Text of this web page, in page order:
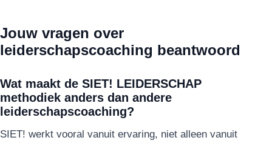
Jouw vragen over
leiderschapscoaching beantwoord
Wat maakt de SIET! LEIDERSCHAP
methodiek anders dan andere
leiderschapscoaching?
SIET! werkt vooral vanuit ervaring, niet alleen vanuit